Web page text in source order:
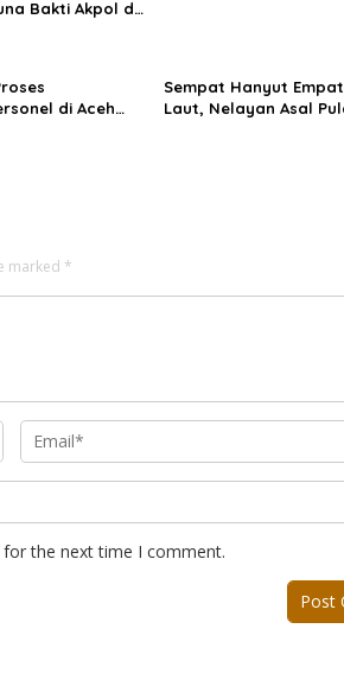
Bakti Akpol di
di Aceh
Sempat Hanyut
Laut, Nelayan Asal
marked *
the next time I comment.